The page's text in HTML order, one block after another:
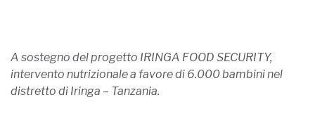
A sostegno del progetto IRINGA FOOD SECURITY,
intervento nutrizionale a favore di 6.000 bambini nel
distretto di Iringa – Tanzania.